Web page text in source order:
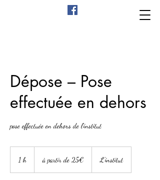
Dépose – Pose
effectuée en dehors
pose effectuée en dehors de l'institut
1 h à partir de 25€ L'institut